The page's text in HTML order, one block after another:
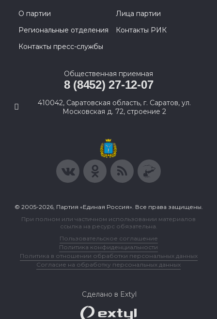
О партии
Лица партии
Региональные отделения
Контакты РИК
Контакты пресс-службы
Общественная приемная
8 (8452) 27-12-07
410042, Саратовская область, г. Саратов, ул.
Московская д. 72, строение 2
© 2005-2026, Партия «Единая Россия». Все права защищены.
При полном или частичном использовании материалов
ссылка на ресурс обязательна.
Пользовательское соглашение
Политика конфиденциальности
Политика в отношении обработки персональных данных
Согласие на обработку персональных данных
Сделано в Extyl